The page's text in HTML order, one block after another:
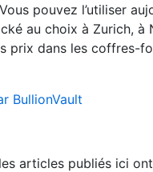
pouvez l’utiliser
au choix à Zurich, à
prix dans les coffres-
BullionVault
articles publiés ici